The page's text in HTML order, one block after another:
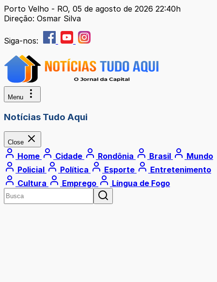
Porto Velho - RO, 05 de agosto de 2026 22:40h
Direção: Osmar Silva
Siga-nos:
Menu
Notícias Tudo Aqui
Close
Home Cidade Rondônia Brasil
Mundo
Policial
Política Esporte
Entretenimento
Cultura
Emprego Língua de Fogo